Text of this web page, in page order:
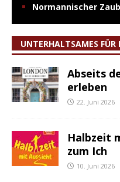
Normannischer
UNTERHALTSAMES FÜR
Abseits
erleben
22. Juni 2026
Halbzeit
zum Ich
10. Juni 2026